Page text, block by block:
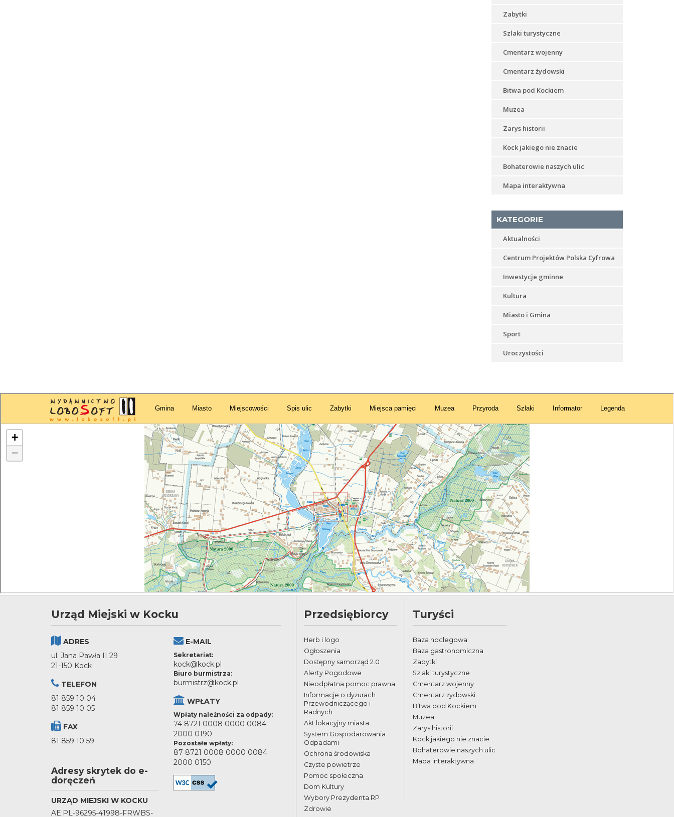
Zabytki
Szlaki turystyczne
Cmentarz wojenny
Cmentarz żydowski
Bitwa pod Kockiem
Muzea
Zarys historii
Kock jakiego nie znacie
Bohaterowie naszych ulic
Mapa interaktywna
KATEGORIE
Aktualności
Centrum Projektów Polska Cyfrowa
Inwestycje gminne
Kultura
Miasto i Gmina
Sport
Uroczystości
Urząd Miejski w Kocku
ADRES
ul. Jana Pawła II 29
21-150 Kock
TELEFON
81 859 10 04
81 859 10 05
FAX
81 859 10 59
Adresy skrytek do e-
doręczeń
URZĄD MIEJSKI W KOCKU
AE:PL-96295-41998-FRWBS-
E-MAIL
Sekretariat:
kock@kock.pl
Biuro burmistrza:
burmistrz@kock.pl
WPŁATY
Wpłaty należności za odpady:
74 8721 0008 0000 0084
2000 0190
Pozostałe wpłaty:
87 8721 0008 0000 0084
2000 0150
Przedsiębiorcy
Herb i logo
Ogłoszenia
Dostępny samorząd 2.0
Alerty Pogodowe
Nieodpłatna pomoc prawna
Informacje o dyżurach
Przewodniczącego i
Radnych
Akt lokacyjny miasta
System Gospodarowania
Odpadami
Ochrona środowiska
Czyste powietrze
Pomoc społeczna
Dom Kultury
Wybory Prezydenta RP
Zdrowie
Turyści
Baza noclegowa
Baza gastronomiczna
Zabytki
Szlaki turystyczne
Cmentarz wojenny
Cmentarz żydowski
Bitwa pod Kockiem
Muzea
Zarys historii
Kock jakiego nie znacie
Bohaterowie naszych ulic
Mapa interaktywna